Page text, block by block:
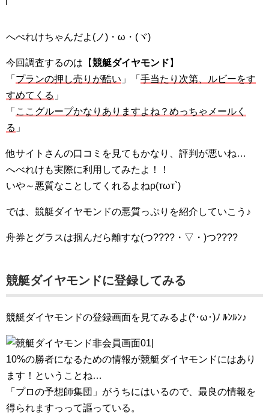
へべれけちゃんだよ(ノ)・ω・(ヾ)
今回調査するのは【競艇ダイヤモンド 】
「 プランの押し売りが酷い 」「 手当たり次第、ルビーをす
すめてくる 」
「 ここグループかなりありますよね？めっちゃメールく
る 」
他サイトさんの口コミを見てもかなり、評判が悪いね…
へべれけも実際に利用してみたよ！！
いや～悪質なことしてくれるよねρ(тωт`)
では、競艇ダイヤモンドの悪質っぷりを紹介していこう♪
舟券とグラスは掴んだら離すな(つ????・▽・)つ????
競艇ダイヤモンドに登録してみる
競艇ダイヤモンドの登録画面を見てみるよ(*･ω･)ﾉ ﾙﾝﾙﾝ♪
10%の勝者になるための情報が競艇ダイヤモンドにはあり
ます！ということね…
「プロの予想師集団」がうちにはいるので、最良の情報を
得られますっって謳っている。